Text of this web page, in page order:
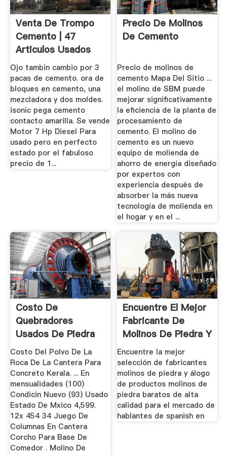
Venta De Trompo
Cemento | 47
Articulos Usados
Ojo tambin cambio por 3
pacas de cemento. ora de
bloques en cemento, una
mezcladora y dos moldes.
isonic pega cemento
contacto amarilla. Se vende
Motor 7 Hp Diesel Para
usado pero en perfecto
estado por el fabuloso
precio de 1...
Precio De Molinos
De Cemento
Precio de molinos de
cemento Mapa Del Sitio ...
el molino de SBM puede
mejorar significativamente
la eficiencia de la planta de
procesamiento de
cemento. El molino de
cemento es un nuevo
equipo de molienda de
ahorro de energía diseñado
por expertos con
experiencia después de
absorber la más nueva
tecnología de molienda en
el hogar y en el ...
Costo De
Quebradores
Usados De Piedra
Para Cantera
Costo Del Polvo De La
Roca De La Cantera Para
Concreto Kerala. ... En
mensualidades (100)
Condicin Nuevo (93) Usado
Estado De Mxico 4,599.
12x 454 34 Juego De
Columnas En Cantera
Corcho Para Base De
Comedor . Molino De
Encuentre El Mejor
Fabricante De
Molinos De Piedra Y
...
Encuentre la mejor
selección de fabricantes
molinos de piedra y álogo
de productos molinos de
piedra baratos de alta
calidad para el mercado de
hablantes de spanish en